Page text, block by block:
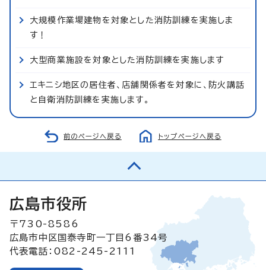
大規模作業場建物を対象とした消防訓練を実施しま
す！
大型商業施設を対象とした消防訓練を実施します
エキニシ地区の居住者、店舗関係者を対象に、防火講話
と自衛消防訓練を実施します。
前のページへ戻る トップページへ戻る
広島市役所
〒730-8586
広島市中区国泰寺町一丁目6番34号
代表電話：082-245-2111